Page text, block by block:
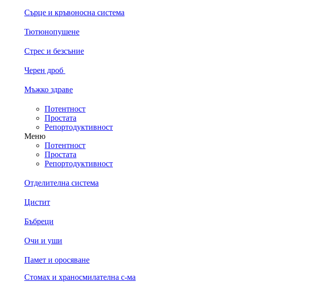
Сърце и кръвоносна система
Тютюнопушене
Стрес и безсъние
Черен дроб
Мъжко здраве
Потентност
Простата
Репортодуктивност
Меню
Потентност
Простата
Репортодуктивност
Отделителна система
Цистит
Бъбреци
Очи и уши
Памет и оросяване
Стомах и храносмилателна с-ма